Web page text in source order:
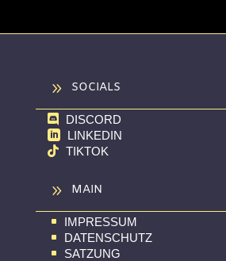
9 SOCIALS
 DISCORD
 LINKEDIN
 TIKTOK
9 MAIN
^ IMPRESSUM
^ DATENSCHUTZ
^ SATZUNG